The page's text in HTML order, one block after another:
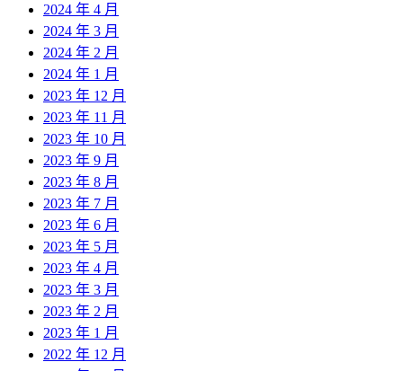
2024 年 4 月
2024 年 3 月
2024 年 2 月
2024 年 1 月
2023 年 12 月
2023 年 11 月
2023 年 10 月
2023 年 9 月
2023 年 8 月
2023 年 7 月
2023 年 6 月
2023 年 5 月
2023 年 4 月
2023 年 3 月
2023 年 2 月
2023 年 1 月
2022 年 12 月